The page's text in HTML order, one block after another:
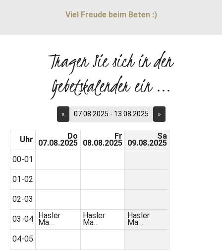
Viel Freude beim Beten :)
Tragen Sie sich in den
Gebetskalender ein ...
« 07.08.2025 - 13.08.2025 »
Uhr
00-01
01-02
02-03
03-04
04-05
Do
07.08.2025
Hasler
Ma…
Fr
08.08.2025
Hasler
Ma…
Sa
09.08.2025
Hasler
Ma…